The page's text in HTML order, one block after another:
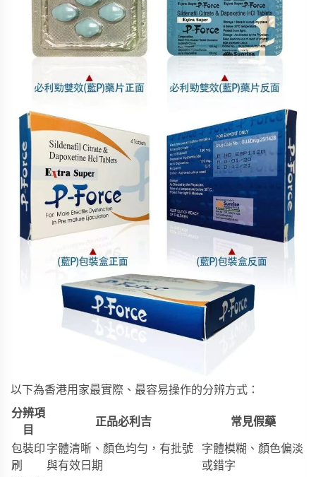
以下為香港用家最實際、最容易操作的分辨方式：
分辨項
目
正品必利吉 常見假藥
包裝印
刷
字體清晰、顏色均勻，有批號
與有效日期
字體模糊、顏色偏淡
或錯字